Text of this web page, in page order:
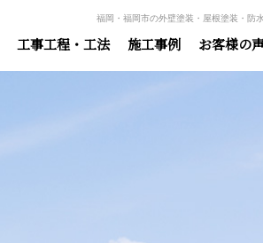
福岡・福岡市の外壁塗装・屋根塗装・防
工事工程・工法 施工事例 お客様の